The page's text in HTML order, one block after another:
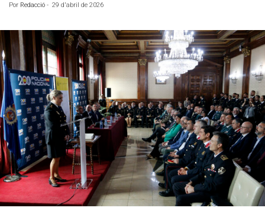
Por Redacció - 29 d'abril de 2026